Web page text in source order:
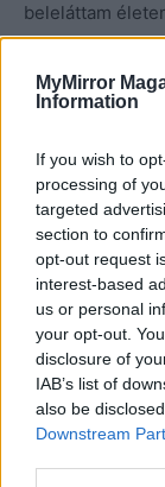
MyMirror
Information
If you wish to
processing of
targeted
section to
opt-out request
interest-based
us or personal
your opt-out.
disclosure of
IAB’s list of
also be
Downstream
beleláttam
fotó: Pinterest